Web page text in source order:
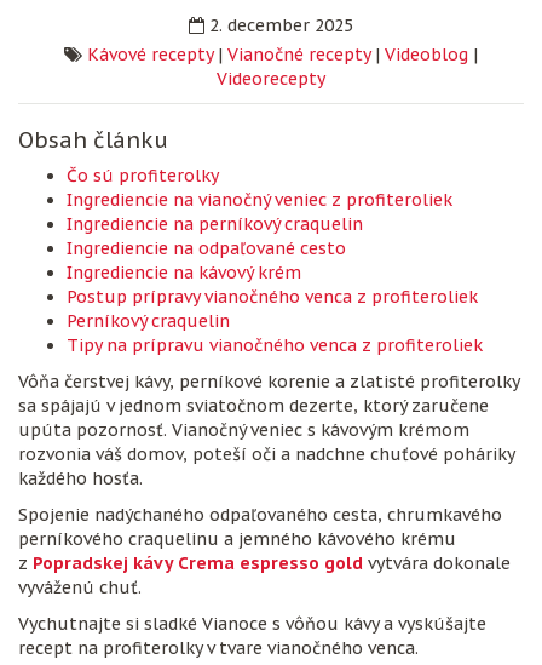
2. december 2025
Kávové recepty| Vianočné recepty| Videoblog |
Videorecepty
Obsah článku
Čo sú profiterolky
Ingrediencie na vianočný veniec z profiteroliek
Ingrediencie na perníkový craquelin
Ingrediencie na odpaľované cesto
Ingrediencie na kávový krém
Postup prípravy vianočného venca z profiteroliek
Perníkový craquelin
Tipy na prípravu vianočného venca z profiteroliek
Vôňa čerstvej kávy, perníkové korenie a zlatisté profiterolky
sa spájajú v jednom sviatočnom dezerte, ktorý zaručene
upúta pozornosť. Vianočný veniec s kávovým krémom
rozvonia váš domov, poteší oči a nadchne chuťové poháriky
každého hosťa.
Spojenie nadýchaného odpaľovaného cesta, chrumkavého
perníkového craquelinu a jemného kávového krému
z Popradskej kávy Crema espresso gold vytvára dokonale
vyváženú chuť.
Vychutnajte si sladké Vianoce s vôňou kávy a vyskúšajte
recept na profiterolky v tvare vianočného venca.